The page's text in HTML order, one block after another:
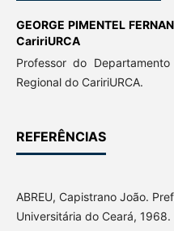
GEORGE PIMENTEL
CaririURCA
Professor do
Regional do CaririURCA.
REFERÊNCIAS
ABREU, Capistrano João.
Universitária do Ceará, 1968.